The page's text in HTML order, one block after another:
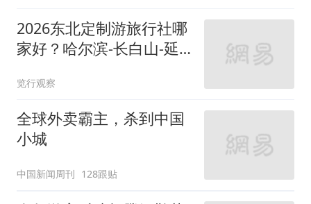
2026东北定制游旅行社哪
家好？哈尔滨-长白山-延
览行观察
全球外卖霸主，杀到中国
小城
中国新闻周刊 128跟贴